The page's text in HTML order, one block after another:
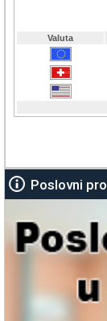
Poslovni